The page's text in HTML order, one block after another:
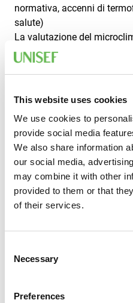
This website uses cookies
We use cookies to
provide social media
We also share information
our social media,
may combine it with other
provided to them or that
of their services.
Selection
Necessary
Preferences
normativa, accenni di
salute)
La valutazione del
(ambienti moderabili o
rischio, esempi)
microclimatico
SECONDA PARTE:
Introduzione agli ambienti
· Cos’è un ambiente virtuale
· Spazio simulato in cui
realistici
Rischio chimico:
Gestione delle emergenze:
A CHI È RIVOLTO
che occupano più di 50